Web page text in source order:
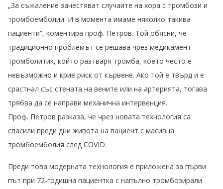
„За съжаление зачестяват случаите на хора с тромбози и
тромбоемболии. И в момента имаме няколко такива
пациенти”, коментира проф. Петров. Той обясни, че
традиционно проблемът се решава чрез медикамент -
тромболитик, който разтваря тромба, което често е
невъзможно и крие риск от кървене. Ако той е твърд и е
срастнал със стената на вените или на артерията, тогава
трябва да се направи механична интервенция.
Проф. Петров разказа, че чрез новата технология са
спасили преди дни живота на пациент с масивна
тромбоемболия след COVID.
Преди това модерната технология е приложена за първи
път при 72-годишна пациентка с напълно тромбозирали